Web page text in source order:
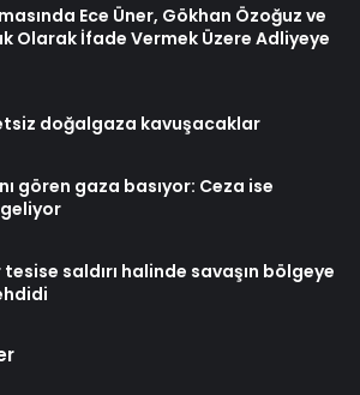
Ece Üner, Gökhan Özoğuz ve
Olarak İfade Vermek Üzere Adliyeye
doğalgaza kavuşacaklar
gören gaza basıyor: Ceza ise
saldırı halinde savaşın bölgeye